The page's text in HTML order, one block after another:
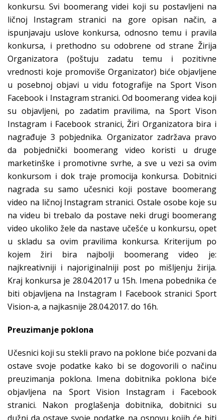
konkursu. Svi boomerang videi koji su postavljeni na
ličnoj Instagram stranici na gore opisan način, a
ispunjavaju uslove konkursa, odnosno temu i pravila
konkursa, i prethodno su odobrene od strane Žirija
Organizatora (poštuju zadatu temu i pozitivne
vrednosti koje promoviše Organizator) biće objavljene
u posebnoj objavi u vidu fotografije na Sport Vison
Facebook i Instagram stranici. Od boomerang videa koji
su objavljeni, po zadatim pravilima, na Sport Vison
Instagram i Facebook stranici, Žiri Organizatora bira i
nagrađuje 3 pobjednika. Organizator zadržava pravo
da pobjednički boomerang video koristi u druge
marketinške i promotivne svrhe, a sve u vezi sa ovim
konkursom i dok traje promocija konkursa. Dobitnici
nagrada su samo učesnici koji postave boomerang
video na ličnoj Instagram stranici. Ostale osobe koje su
na videu bi trebalo da postave neki drugi boomerang
video ukoliko žele da nastave učešće u konkursu, opet
u skladu sa ovim pravilima konkursa. Kriterijum po
kojem žiri bira najbolji boomerang video je:
najkreativniji i najoriginalniji post po mišljenju žirija.
Kraj konkursa je 28.04.2017 u 15h. Imena pobednika će
biti objavljena na Instagram I Facebook stranici Sport
Vision-a, a najkasnije 28.04.2017. do 16h.
Preuzimanje poklona
Učesnici koji su stekli pravo na poklone biće pozvani da
ostave svoje podatke kako bi se dogovorili o načinu
preuzimanja poklona. Imena dobitnika poklona biće
objavljena na Sport Vision Instagram i Facebook
stranici. Nakon proglašenja dobitnika, dobitnici su